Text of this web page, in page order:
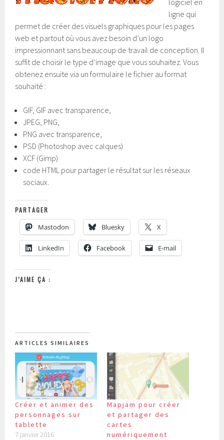
logiciel en
ligne qui
permet de créer des visuels graphiques pour les pages
web et partout où vous avez besoin d’un logo
impressionnant sans beaucoup de travail de conception. Il
suffit de choisir le type d’image que vous souhaitez. Vous
obtenez ensuite via un formulaire le fichier au format
souhaité :
GIF, GIF avec transparence,
JPEG, PNG,
PNG avec transparence,
PSD (Photoshop avec calques)
XCF (Gimp)
code HTML pour partager le résultat sur les réseaux
sociaux.
PARTAGER
Mastodon Bluesky X
LinkedIn Facebook E-mail
J’AIME ÇA :
ARTICLES SIMILAIRES
Créer et animer des
personnages sur
tablette
7 janvier 2016
Mapjam pour créer
et partager des
cartes
numériquement